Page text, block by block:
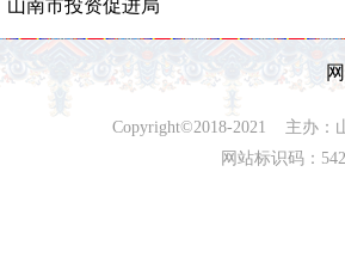
山南市投资促进局
Copyright©2018-2021 主办：
网站标识码：